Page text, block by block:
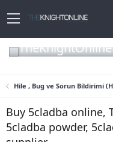
Hile , Bug ve Sorun Bildirimi
Buy 5cladba online,
5cladba powder,